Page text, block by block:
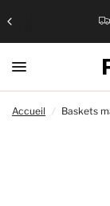
Accueil / Baskets